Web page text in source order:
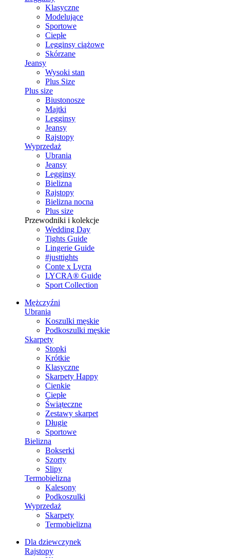
Klasyczne
Modelujące
Sportowe
Ciepłe
Legginsy ciążowe
Skórzane
Jeansy
Wysoki stan
Plus Size
Plus size
Biustonosze
Majtki
Legginsy
Jeansy
Rajstopy
Wyprzedaż
Ubrania
Jeansy
Legginsy
Bielizna
Rajstopy
Bielizna nocna
Plus size
Przewodniki i kolekcje
Wedding Day
Tights Guide
Lingerie Guide
#justtights
Conte x Lycra
LYCRA® Guide
Sport Сollection
Mężczyźni
Ubrania
Koszulki męskie
Podkoszulki męskie
Skarpety
Stopki
Krótkie
Klasyczne
Skarpety Happy
Cienkie
Ciepłe
Świąteczne
Zestawy skarpet
Długie
Sportowe
Bielizna
Bokserki
Szorty
Slipy
Termobielizna
Kalesony
Podkoszulki
Wyprzedaż
Skarpety
Termobielizna
Dla dziewczynek
Rajstopy